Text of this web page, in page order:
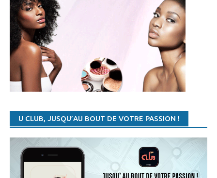
17:45 AUTRES SPORTS
- MARYAM EL GARDOUM : LA SULFUREUSE MAROCAINE VEUT BRISER LE MYTHE AFRICAIN
17:12 TENNIS- TENNIS : LA CAMEROUNAISE FRANÇOISE ABANDA SE DIT VICTIME DE DISCRIMINATION RACIALE
15:45 TENNIS- WTA/TOURNOI DE ROME: TOUS LE PROGRAMME DES QUARTS DE FINALE
15:36 TENNIS- WTA/TOURNOI DE ROME: STEPHENS ÉLIMINÉE, GARCIA JOUE LES QUARTS
15:05 TENNIS- WTA/TOURNOI DE ROME: ELINA SVITOLINA DÉFEND BIEN SON TITRE DE CHAMPION
14:41 TENNIS- WTA/TOURNOI DE ROME: MADISON SIGNE FORFAIT, HALEP QUALIFIÉE POUR LES QUARTS
11:36 AUTRES SPORTS
- JEUX AFRICAINS DE LA JEUNESSE : LE CAMEROUN U 17 FÉMININ QUALIFIÉ
U CLUB, JUSQU’AU BOUT DE VOTRE PASSION !